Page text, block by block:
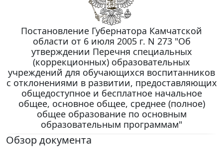
Постановление Губернатора Камчатской
области от 6 июля 2005 г. N 273 "Об
утверждении Перечня специальных
(коррекционных) образовательных
учреждений для обучающихся воспитанников
с отклонениями в развитии, предоставляющих
общедоступное и бесплатное начальное
общее, основное общее, среднее (полное)
общее образование по основным
образовательным программам"
Обзор документа